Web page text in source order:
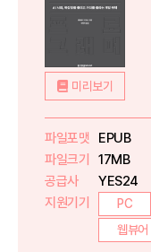
미리보기
파일포맷
EPUB
파일크기
17MB
공급사
YES24
지원기기
PC
웹뷰어